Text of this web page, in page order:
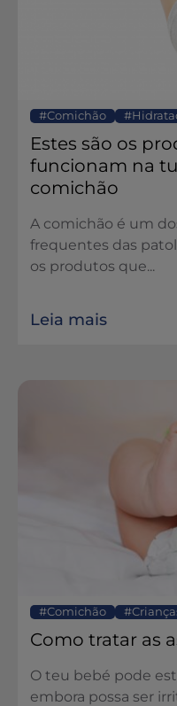
Comichão
Estes são os
funcionam na
comichão
A comichão é um
frequentes das
os produtos que...
Leia mais
Comichão
Como tratar as
O teu bebé pode
embora possa ser